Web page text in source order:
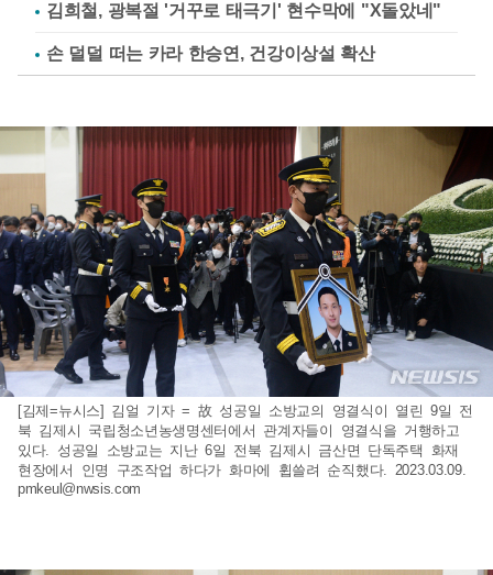
김희철, 광복절 '거꾸로 태극기' 현수막에 "X돌았네"
손 덜덜 떠는 카라 한승연, 건강이상설 확산
[김제=뉴시스] 김얼 기자 = 故 성공일 소방교의 영결식이 열린 9일 전
북 김제시 국립청소년농생명센터에서 관계자들이 영결식을 거행하고
있다. 성공일 소방교는 지난 6일 전북 김제시 금산면 단독주택 화재
현장에서 인명 구조작업 하다가 화마에 휩쓸려 순직했다. 2023.03.09.
pmkeul@nwsis.com